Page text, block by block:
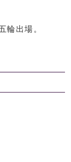
輪出場。